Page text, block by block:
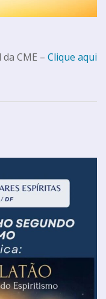
CME – Clique aqui